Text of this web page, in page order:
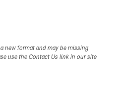
new format and may be missing
use the Contact Us link in our site